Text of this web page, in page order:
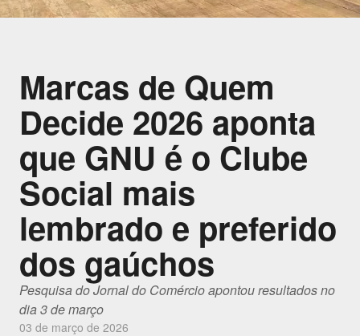
Marcas de Quem
Decide 2026 aponta
que GNU é o Clube
Social mais
lembrado e preferido
dos gaúchos
Pesquisa do Jornal do Comércio apontou resultados no
dia 3 de março
03 de março de 2026